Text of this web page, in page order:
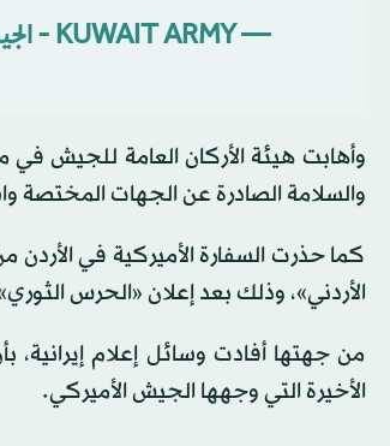
— KUWAIT ARMY - الجيش الكويتي (@KuwaitArmyGHQ)
وأهابت هيئة الأركان العامة للجيش
والسلامة الصادرة عن الجهات المختصة
كما حذرت السفارة الأميركية في
الأردني»، وذلك بعد إعلان «الحرس
من جهتها أفادت وسائل إعلام
الأخيرة التي وجهها الجيش الأميركي.